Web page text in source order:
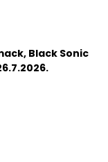
Black Sonic